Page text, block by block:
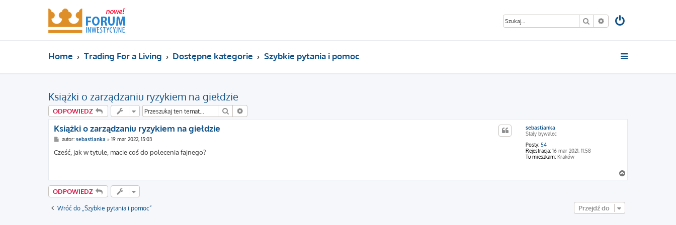
Szukaj Wyszukiwanie
Home Trading For a Living Dostępne kategorie Szybkie pytania i pomoc
Książki o zarządzaniu ryzykiem na giełdzie
ODPOWIEDZ Szukaj
sebastianka
Stały bywalec
Posty: 54
Rejestracja: 16 mar 2021, 11:58
Tu mieszkam: Kraków
Książki o zarządzaniu ryzykiem na giełdzie
P
s
t
autor: sebastianka » 19 mar 2022, 15:03
Cześć, jak w tytule, macie coś do polecenia fajnego?
a
ODPOWIEDZ
Wróć do „Szybkie pytania i pomoc” Przejdź do